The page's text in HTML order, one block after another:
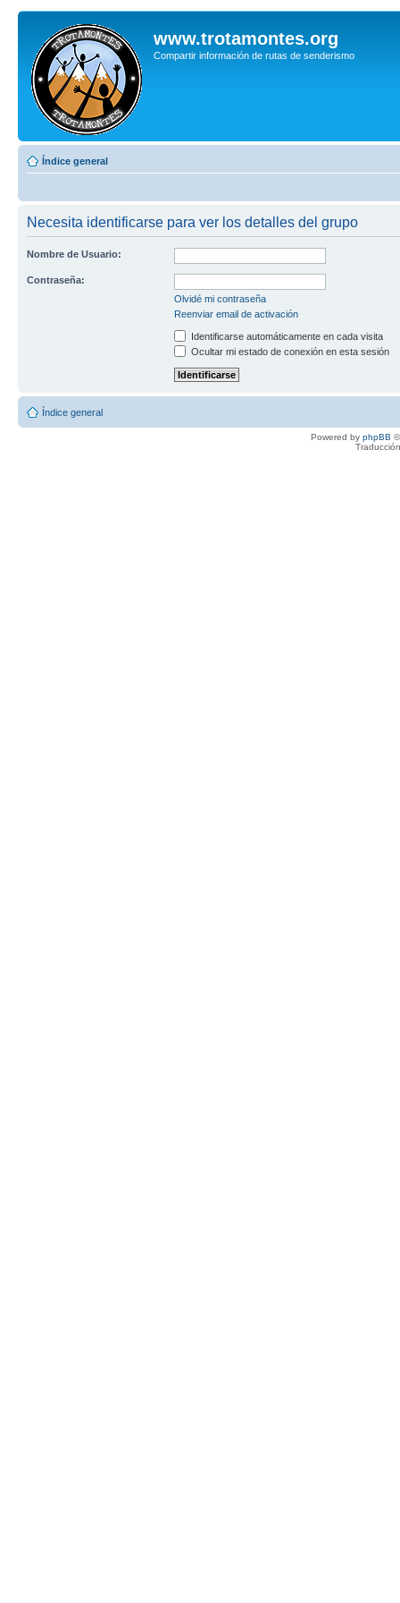
www.trotamontes.org
Compartir información de rutas de senderismo
Índice general
Necesita identificarse para ver los detalles del grupo
Nombre de Usuario:
Contraseña:
Olvidé mi contraseña
Reenviar email de activación
Identificarse automáticamente en cada visita
Ocultar mi estado de conexión en esta sesión
Índice general
Powered by phpBB